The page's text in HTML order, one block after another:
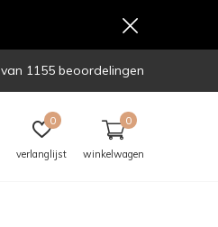
verlanglijst
0
winkelwagen
0
van 1155 beoordelingen